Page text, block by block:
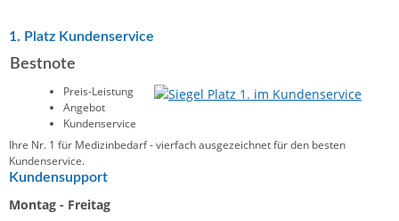
1. Platz Kundenservice
Bestnote
Preis-Leistung
Angebot
Kundenservice
Ihre Nr. 1 für Medizinbedarf - vierfach ausgezeichnet für den besten
Kundenservice.
Kundensupport
Montag - Freitag